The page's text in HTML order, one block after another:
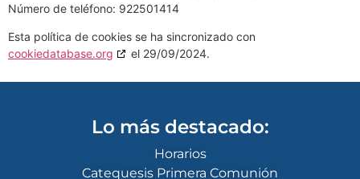
Número de teléfono: 922501414
Esta política de cookies se ha sincronizado con
cookiedatabase.org
el 29/09/2024.
Lo más destacado:
Horarios
Catequesis Primera Comunión